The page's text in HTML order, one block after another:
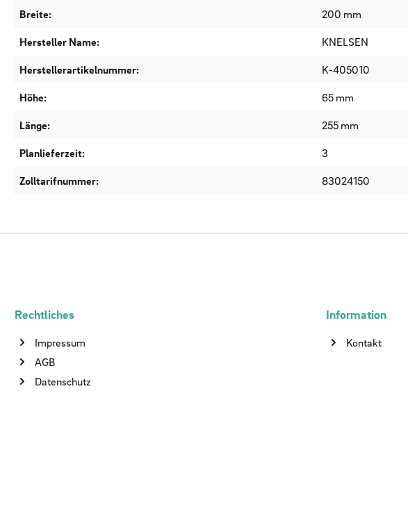
Breite:
200 mm
Hersteller Name:
KNELSEN
Herstellerartikelnummer:
K-405010
Höhe:
65 mm
Länge:
255 mm
Planlieferzeit:
3
Zolltarifnummer:
83024150
Rechtliches
Impressum
AGB
Datenschutz
Information
Kontakt